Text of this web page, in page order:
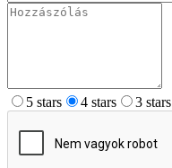
5 stars 4 stars 3 stars